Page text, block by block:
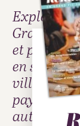
Explorez
Grand Pic
et
en
villages
paysages
autonomie.